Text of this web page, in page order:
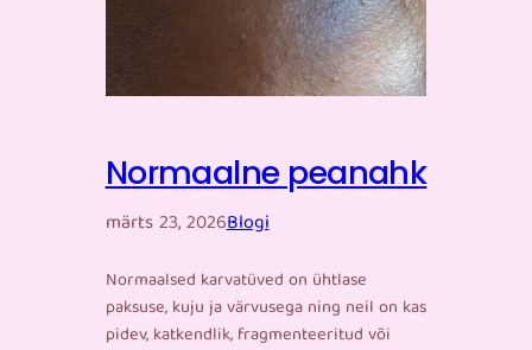
Normaalne peanahk
märts 23, 2026Blogi
Normaalsed karvatüved on ühtlase
paksuse, kuju ja värvusega ning neil on kas
pidev, katkendlik, fragmenteeritud või